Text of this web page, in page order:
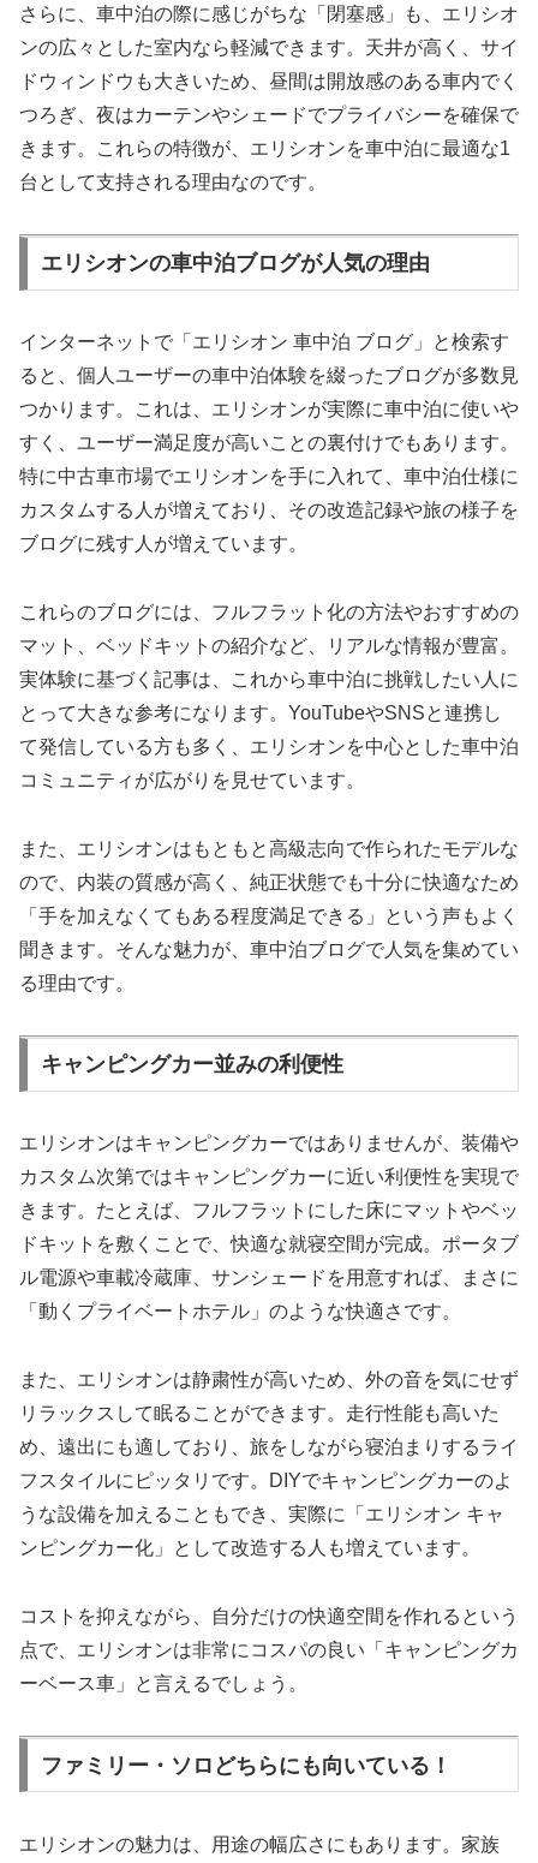
さらに、車中泊の際に感じがちな「閉塞感」も、エリシオ
ンの広々とした室内なら軽減できます。天井が高く、サイ
ドウィンドウも大きいため、昼間は開放感のある車内でく
つろぎ、夜はカーテンやシェードでプライバシーを確保で
きます。これらの特徴が、エリシオンを車中泊に最適な1
台として支持される理由なのです。
エリシオンの車中泊ブログが人気の理由
インターネットで「エリシオン 車中泊 ブログ」と検索す
ると、個人ユーザーの車中泊体験を綴ったブログが多数見
つかります。これは、エリシオンが実際に車中泊に使いや
すく、ユーザー満足度が高いことの裏付けでもあります。
特に中古車市場でエリシオンを手に入れて、車中泊仕様に
カスタムする人が増えており、その改造記録や旅の様子を
ブログに残す人が増えています。
これらのブログには、フルフラット化の方法やおすすめの
マット、ベッドキットの紹介など、リアルな情報が豊富。
実体験に基づく記事は、これから車中泊に挑戦したい人に
とって大きな参考になります。YouTubeやSNSと連携し
て発信している方も多く、エリシオンを中心とした車中泊
コミュニティが広がりを見せています。
また、エリシオンはもともと高級志向で作られたモデルな
ので、内装の質感が高く、純正状態でも十分に快適なため
「手を加えなくてもある程度満足できる」という声もよく
聞きます。そんな魅力が、車中泊ブログで人気を集めてい
る理由です。
キャンピングカー並みの利便性
エリシオンはキャンピングカーではありませんが、装備や
カスタム次第ではキャンピングカーに近い利便性を実現で
きます。たとえば、フルフラットにした床にマットやベッ
ドキットを敷くことで、快適な就寝空間が完成。ポータブ
ル電源や車載冷蔵庫、サンシェードを用意すれば、まさに
「動くプライベートホテル」のような快適さです。
また、エリシオンは静粛性が高いため、外の音を気にせず
リラックスして眠ることができます。走行性能も高いた
め、遠出にも適しており、旅をしながら寝泊まりするライ
フスタイルにピッタリです。DIYでキャンピングカーのよ
うな設備を加えることもでき、実際に「エリシオン キャ
ンピングカー化」として改造する人も増えています。
コストを抑えながら、自分だけの快適空間を作れるという
点で、エリシオンは非常にコスパの良い「キャンピングカ
ーベース車」と言えるでしょう。
ファミリー・ソロどちらにも向いている！
エリシオンの魅力は、用途の幅広さにもあります。家族